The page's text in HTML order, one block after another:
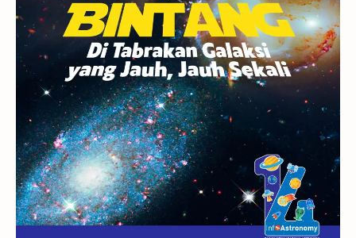
Astrofotografi
Stasiun Luar Angkasa Internasional
Gugus Bintang Menarik Dibaca
Venus Pluto Galaksi Kerdil
Gambar Harian Titan
Bintang Neutron Hubble Tips